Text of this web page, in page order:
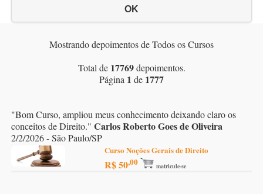
OK
Mostrando depoimentos de Todos os Cursos
Total de 17769depoimentos.
Página 1 de 1777
"Bom Curso, ampliou meus conhecimento deixando claro os
conceitos de Direito." Carlos Roberto Goes de Oliveira
2/2/2026 - São Paulo/SP
Curso Noções Gerais de Direito
R$ 50,00 matricule-se